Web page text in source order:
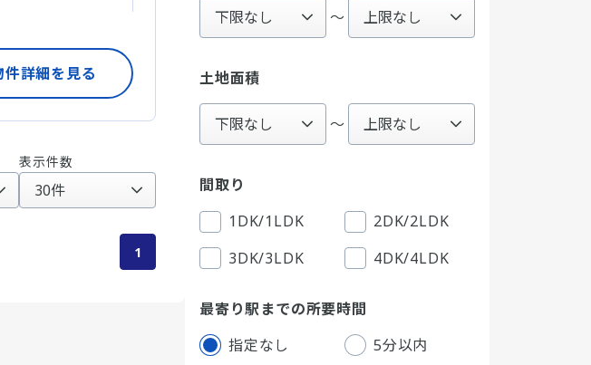
件詳細を見る
表示件数
1
～
土地面積
～
間取り
1DK/1LDK
2DK/2LDK
3DK/3LDK
4DK/4LDK
最寄り駅までの所要時間
指定なし
5分以内